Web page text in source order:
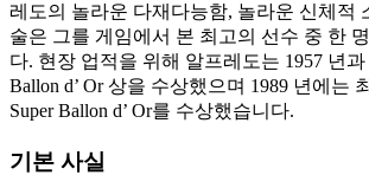
레도의 놀라운 다재다능함, 놀라운 신체적
술은 그를 게임에서 본 최고의 선수 중 한
다. 현장 업적을 위해 알프레도는 1957 년과
Ballon d’ Or 상을 수상했으며 1989 년에는
Super Ballon d’ Or를 수상했습니다.
기본 사실